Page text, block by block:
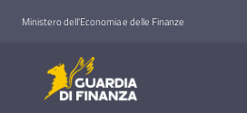
Ministero dell'Economia e delle Finanze
Guardia di Finanza